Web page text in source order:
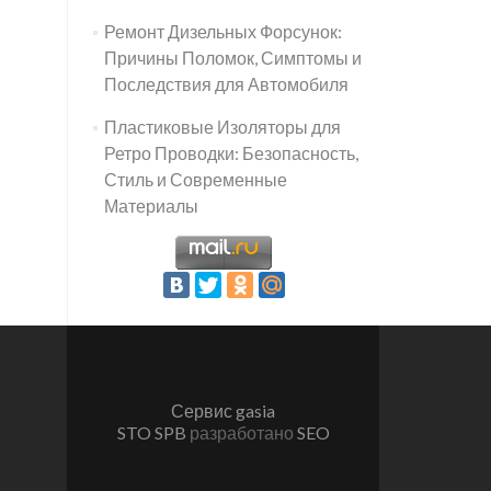
Ремонт Дизельных Форсунок:
Причины Поломок, Симптомы и
Последствия для Автомобиля
Пластиковые Изоляторы для
Ретро Проводки: Безопасность,
Стиль и Современные
Материалы
Сервис gasia
STO SPB разработано SEO